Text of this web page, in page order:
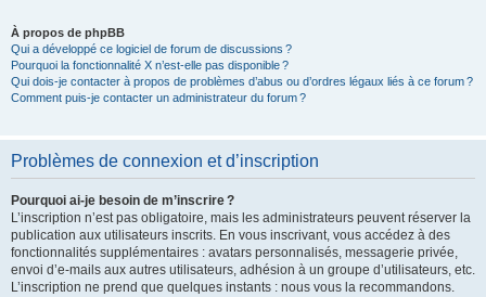
À propos de phpBB
Qui a développé ce logiciel de forum de discussions ?
Pourquoi la fonctionnalité X n’est-elle pas disponible ?
Qui dois-je contacter à propos de problèmes d’abus ou d’ordres légaux liés à ce forum ?
Comment puis-je contacter un administrateur du forum ?
Problèmes de connexion et d’inscription
Pourquoi ai-je besoin de m’inscrire ?
L’inscription n’est pas obligatoire, mais les administrateurs peuvent réserver la
publication aux utilisateurs inscrits. En vous inscrivant, vous accédez à des
fonctionnalités supplémentaires : avatars personnalisés, messagerie privée,
envoi d’e-mails aux autres utilisateurs, adhésion à un groupe d’utilisateurs, etc.
L’inscription ne prend que quelques instants : nous vous la recommandons.